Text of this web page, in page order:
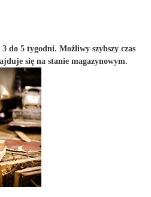
do 5 tygodni. Możliwy szybszy czas
się na stanie magazynowym.